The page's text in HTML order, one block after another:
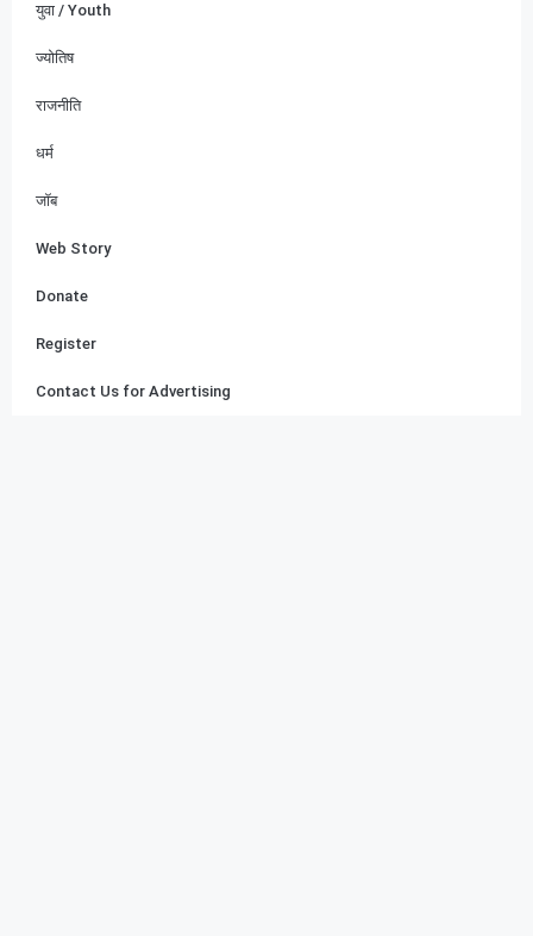
युवा / Youth
ज्योतिष
राजनीति
धर्म
जॉब
Web Story
Donate
Register
Contact Us for Advertising